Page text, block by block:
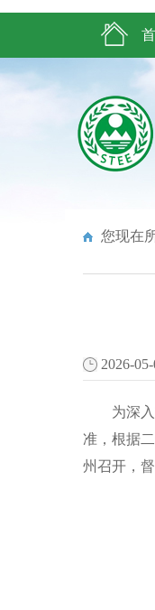
您现在
2026-
为深入
准， 根据
州召开，